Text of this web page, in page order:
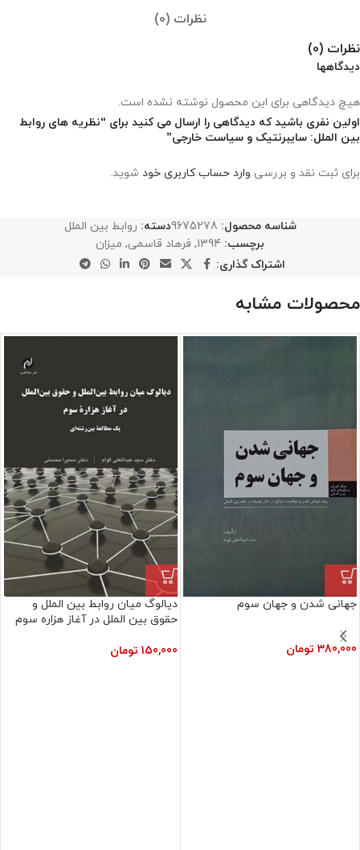
نظرات (0)
نظرات (0)
دیدگاهها
هیچ دیدگاهی برای این محصول نوشته نشده است.
اولین نفری باشید که دیدگاهی را ارسال می کنید برای “نظریه های روابط
بین الملل: سایبرنتیک و سیاست خارجی”
برای ثبت نقد و بررسی وارد حساب کاربری خود شوید.
شناسه محصول: 9675278دسته: روابط بین الملل
برچسب: 1394
, فرهاد قاسمی, میزان
اشتراک گذاری:
محصولات مشابه
جهانی شدن و جهان سوم
380,000 تومان
دیالوگ میان روابط بین الملل و
حقوق بین الملل در آغاز هزاره سوم
150,000 تومان